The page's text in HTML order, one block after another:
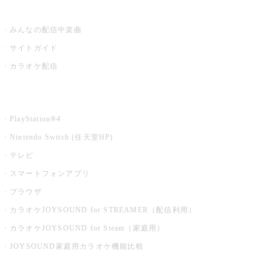
みんなの配信中楽曲
サイトガイド
カラオケ配信
PlayStation®4
Nintendo Switch (任天堂HP)
テレビ
スマートフォンアプリ
ブラウザ
カラオケJOYSOUND for STREAMER（配信利用）
カラオケJOYSOUND for Steam（家庭用）
JOYSOUND家庭用カラオケ機能比較